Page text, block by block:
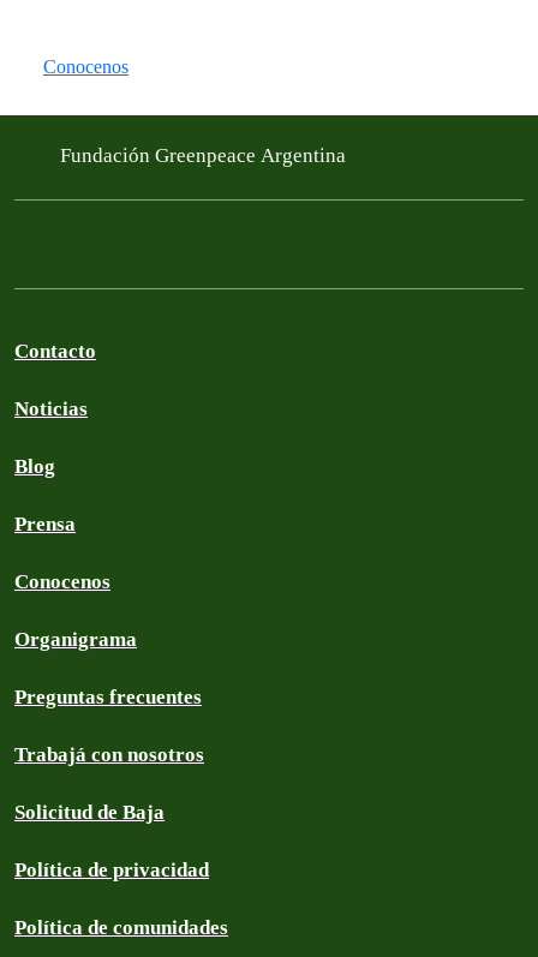
Conocenos
Fundación Greenpeace Argentina
Contacto
Noticias
Blog
Prensa
Conocenos
Organigrama
Preguntas frecuentes
Trabajá con nosotros
Solicitud de Baja
Política de privacidad
Política de comunidades